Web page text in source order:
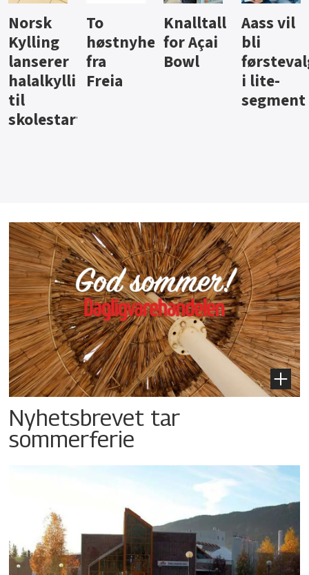
Knalltall
for Açai
Bowl
Aass vil
bli
førstevalg
i lite-
Brus og
jus fra
Berentsen
Hard
iste fra
Hansa
Nyhetsbrevet tar
sommerferie